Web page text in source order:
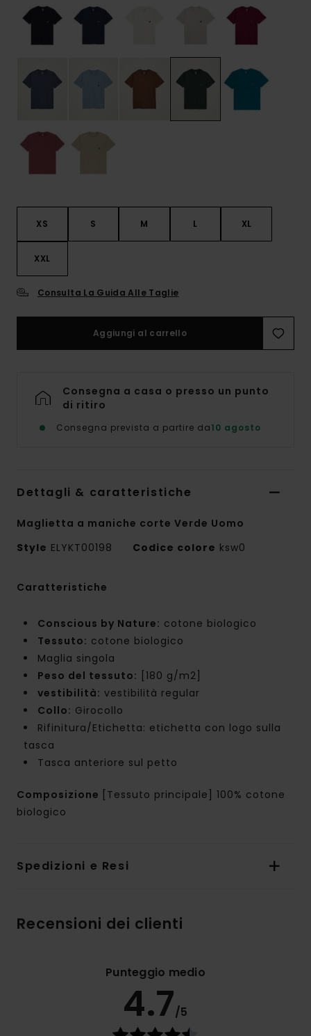
XS S M L XL
XXL
Consulta La Guida Alle Taglie
Aggiungi al carrello
Consegna a casa o presso un punto
di ritiro
Consegna prevista a partire da10 agosto
Dettagli & caratteristiche
Maglietta a maniche corte Verde Uomo
Style ELYKT00198 Codice colore ksw0
Caratteristiche
Conscious by Nature: cotone biologico
Tessuto: cotone biologico
Maglia singola
Peso del tessuto: [180 g/m2]
vestibilità: vestibilità regular
Collo: Girocollo
Rifinitura/Etichetta: etichetta con logo sulla
tasca
Tasca anteriore sul petto
Composizione
[Tessuto principale] 100% cotone
biologico
Spedizioni e Resi
Recensioni dei clienti
Punteggio medio
4.7/5